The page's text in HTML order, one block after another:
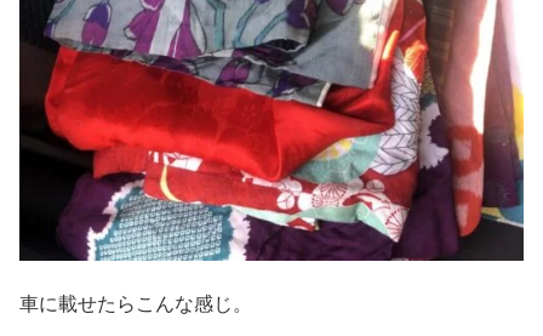
車に載せたらこんな感じ。